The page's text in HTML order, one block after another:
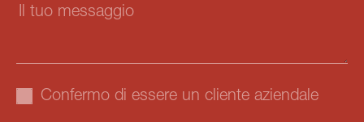
Il tuo messaggio
Confermo di essere un cliente aziendale